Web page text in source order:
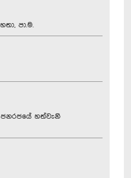
පා.ම.
ජනරජයේ හත්වැනි